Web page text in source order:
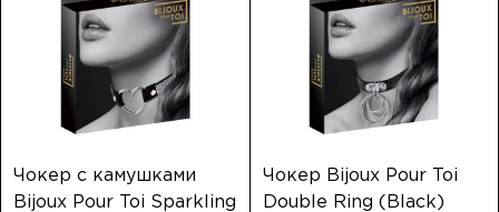
Чокер с камушками
Bijoux Pour Toi Sparkling
Чокер Bijoux Pour Toi
Double Ring (Black)